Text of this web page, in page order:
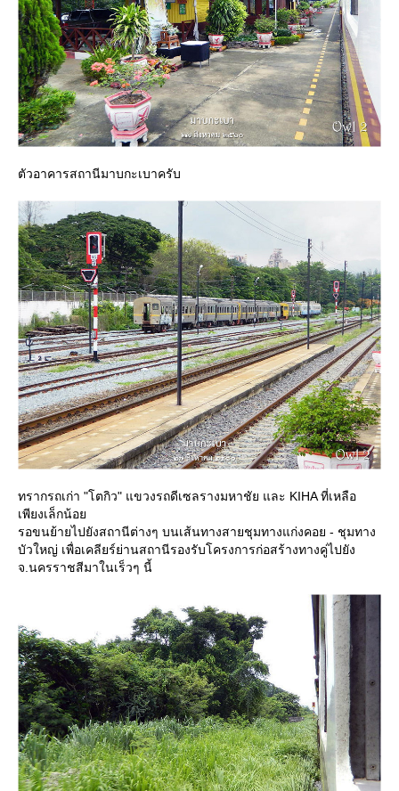
ตัวอาคารสถานีมาบกะเบาครับ
ทรากรถเก่า "โตกิว" แขวงรถดีเซลรางมหาชัย และ KIHA ที่เหลือ
เพียงเล็กน้อ
รอขนย้ายไปยังสถานีต่างๆ บนเส้นทางสายชุมทางแก่งคอย - ชุมทาง
บัวใหญ่ เพื่อเคลียร์ย่านสถานีรองรับโครงการก่อสร้างทางคู่ไปยัง
จ.นครราชสีมาในเร็วๆ นี้